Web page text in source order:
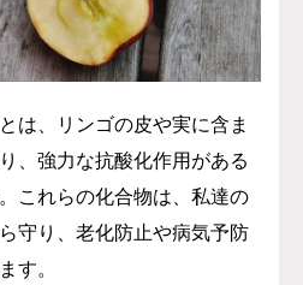
は、リンゴの皮や実に含ま
、強力な抗酸化作用がある
これらの化合物は、私達の
守り、老化防止や病気予防
す。